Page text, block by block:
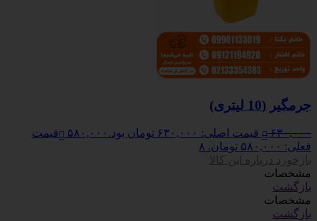
جرمگیر (10 لیتری)
۶۳۰,۰۰۰ قیمت اصلی: ۶۳۰,۰۰۰ تومان بود. ۵۸۰,۰۰۰
قیمت
فعلی: ۵۸۰,۰۰۰ تومان.
۸
بازخورد درباره این کالا
مشخصات
بازگشت
مشخصات
بازگشت